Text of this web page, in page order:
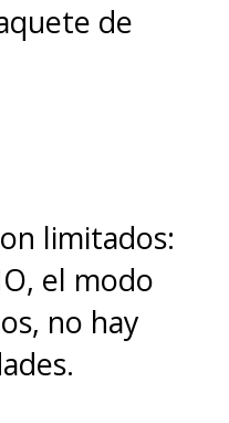
explotó:
jueves 17
de
limitados:
el modo
no hay